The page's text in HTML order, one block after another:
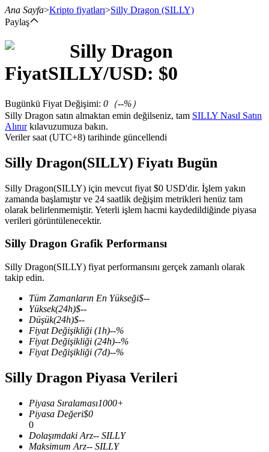
Teminat olarak USDT kullanan vadeli işlemler
COIN-M Vadeli İşlemleri
Kripto Para Vadeli İşlemleri
Hisse senetleri, döviz, değerli metaller ve emtia türevleri
Ana Sayfa>Kripto fiyatları>Silly Dragon (SILLY)
Paylaş
Silly Dragon
FiyatSILLY/USD: $0
Bugünkü Fiyat Değişimi: 0 （--%）
Silly Dragon satın almaktan emin değilseniz, tam SILLY Nasıl Satın
Alınırkılavuzumuza bakın.
Veriler saat (UTC+8) tarihinde güncellendi
Silly Dragon(SILLY) Fiyatı Bugün
Silly Dragon(SILLY) için mevcut fiyat $0 USD'dir. İşlem yakın
zamanda başlamıştır ve 24 saatlik değişim metrikleri henüz tam
olarak belirlenmemiştir. Yeterli işlem hacmi kaydedildiğinde piyasa
verileri görüntülenecektir.
Silly Dragon Grafik Performansı
Silly Dragon(SILLY) fiyat performansını gerçek zamanlı olarak
takip edin.
Tüm Zamanların En Yükseği$--
Yüksek(24h)$--
Düşük(24h)$--
Fiyat Değişikliği (1h)--%
Fiyat Değişikliği (24h)--%
Fiyat Değişikliği (7d)--%
Silly Dragon Piyasa Verileri
Piyasa Sıralaması1000+
Piyasa Değeri$0
0
Dolaşımdaki Arz-- SILLY
Maksimum Arz-- SILLY